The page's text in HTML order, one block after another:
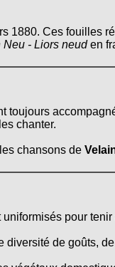
1880. Ces fouilles
Neu - Liors neuden
chanter.
chansons de
pour tenir
diversité de goûts,